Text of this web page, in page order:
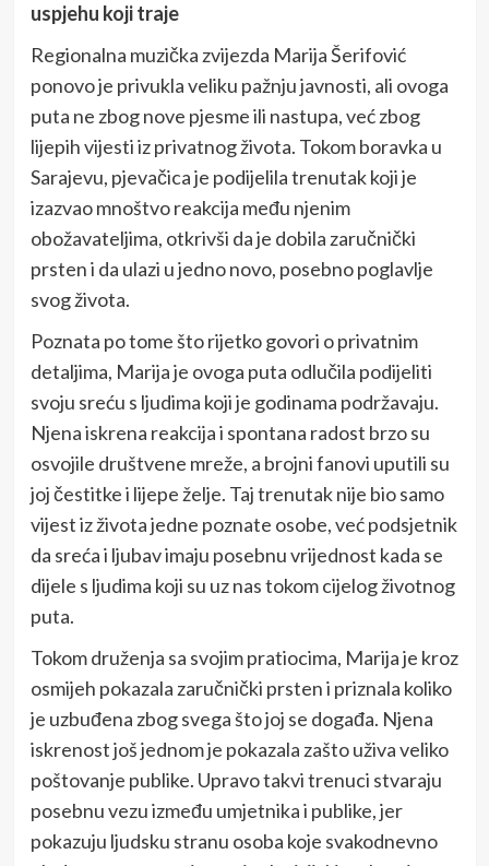
uspjehu koji traje
Regionalna muzička zvijezda Marija Šerifović
ponovo je privukla veliku pažnju javnosti, ali ovoga
puta ne zbog nove pjesme ili nastupa, već zbog
lijepih vijesti iz privatnog života. Tokom boravka u
Sarajevu, pjevačica je podijelila trenutak koji je
izazvao mnoštvo reakcija među njenim
obožavateljima, otkrivši da je dobila zaručnički
prsten i da ulazi u jedno novo, posebno poglavlje
svog života.
Poznata po tome što rijetko govori o privatnim
detaljima, Marija je ovoga puta odlučila podijeliti
svoju sreću s ljudima koji je godinama podržavaju.
Njena iskrena reakcija i spontana radost brzo su
osvojile društvene mreže, a brojni fanovi uputili su
joj čestitke i lijepe želje. Taj trenutak nije bio samo
vijest iz života jedne poznate osobe, već podsjetnik
da sreća i ljubav imaju posebnu vrijednost kada se
dijele s ljudima koji su uz nas tokom cijelog životnog
puta.
Tokom druženja sa svojim pratiocima, Marija je kroz
osmijeh pokazala zaručnički prsten i priznala koliko
je uzbuđena zbog svega što joj se događa. Njena
iskrenost još jednom je pokazala zašto uživa veliko
poštovanje publike. Upravo takvi trenuci stvaraju
posebnu vezu između umjetnika i publike, jer
pokazuju ljudsku stranu osoba koje svakodnevno